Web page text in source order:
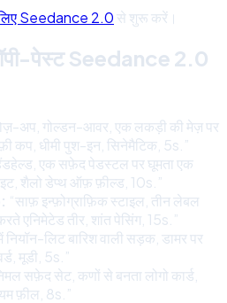
Seedance 2.0से शुरू करें।
पेस्ट Seedance 2.0
अप, गोल्डन-आवर, एक लकड़ी की मेज़ पर
कप, धीमी पुश-इन, सिनेमैटिक, 5s.”
एक सफ़ेद पेडस्टल पर घूमता एक
शैलो डेप्थ ऑफ़ फ़ील्ड, 10s.”
“साफ़ इन्फ़ोग्राफ़िक स्टाइल, तीन लेबल
एनिमेटेड तीर, शांत पेसिंग, 15s.”
नियॉन-लिट बारिश वाली सड़क, डामर पर
मूडी, 5s.”
सफ़ेद सेट, कणों से बनता लोगो कार्ड,
फ़ील, 8s.”